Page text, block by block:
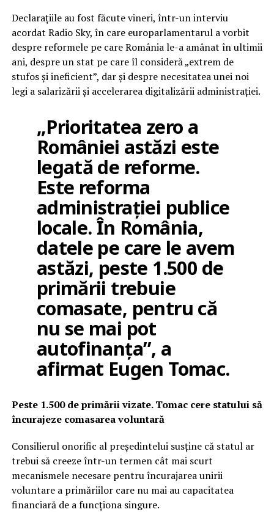
Declarațiile au fost făcute vineri, într-un interviu
acordat Radio Sky, în care europarlamentarul a vorbit
despre reformele pe care România le-a amânat în ultimii
ani, despre un stat pe care îl consideră „extrem de
stufos și ineficient”, dar și despre necesitatea unei noi
legi a salarizării și accelerarea digitalizării administrației.
„Prioritatea zero a
României astăzi este
legată de reforme.
Este reforma
administrației publice
locale. În România,
datele pe care le avem
astăzi, peste 1.500 de
primării trebuie
comasate, pentru că
nu se mai pot
autofinanța”, a
afirmat Eugen Tomac.
Peste 1.500 de primării vizate. Tomac cere statului să
încurajeze comasarea voluntară
Consilierul onorific al președintelui susține că statul ar
trebui să creeze într-un termen cât mai scurt
mecanismele necesare pentru încurajarea unirii
voluntare a primăriilor care nu mai au capacitatea
financiară de a funcționa singure.